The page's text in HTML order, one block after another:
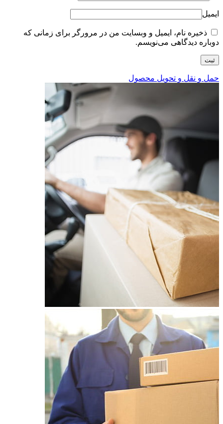
ایمیل
ذخیره نام، ایمیل و وبسایت من در مرورگر برای زمانی که
دوباره دیدگاهی می‌نویسم.
حمل و نقل و تحویل محصول